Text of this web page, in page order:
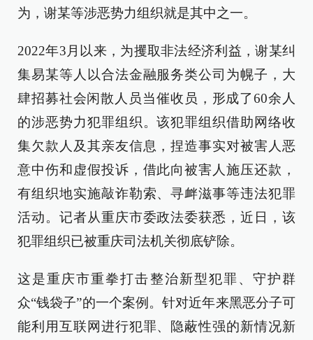
为，谢某等涉恶势力组织就是其中之一。
2022年3月以来，为攫取非法经济利益，谢某纠
集易某等人以合法金融服务类公司为幌子，大
肆招募社会闲散人员当催收员，形成了60余人
的涉恶势力犯罪组织。该犯罪组织借助网络收
集欠款人及其亲友信息，捏造事实对被害人恶
意中伤和虚假投诉，借此向被害人施压还款，
有组织地实施敲诈勒索、寻衅滋事等违法犯罪
活动。记者从重庆市委政法委获悉，近日，该
犯罪组织已被重庆司法机关彻底铲除。
这是重庆市重拳打击整治新型犯罪、守护群
众“钱袋子”的一个案例。针对近年来黑恶分子可
能利用互联网进行犯罪、隐蔽性强的新情况新